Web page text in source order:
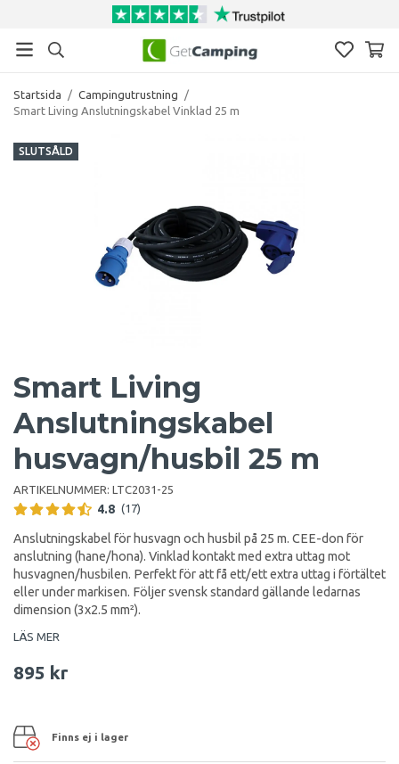
Startsida / Campingutrustning
/
Smart Living Anslutningskabel Vinklad 25 m
SLUTSÅLD
Smart Living
Anslutningskabel
husvagn/husbil 25 m
ARTIKELNUMMER: LTC2031-25
4.8 (17)
Anslutningskabel för husvagn och husbil på 25 m. CEE-don för
anslutning (hane/hona). Vinklad kontakt med extra uttag mot
husvagnen/husbilen. Perfekt för att få ett/ett extra uttag i förtältet
eller under markisen. Följer svensk standard gällande ledarnas
dimension (3x2.5 mm²).
LÄS MER
895 kr
Finns ej i lager